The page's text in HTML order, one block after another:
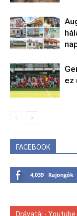
ez
FACEBOOK
4,039 Rajongók
Drávatáj - Youtube